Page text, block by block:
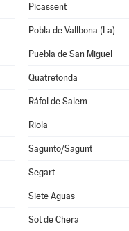
Picassent
Pobla de Vallbona (La)
Puebla de San Miguel
Quatretonda
Ráfol de Salem
Riola
Sagunto/Sagunt
Segart
Siete Aguas
Sot de Chera